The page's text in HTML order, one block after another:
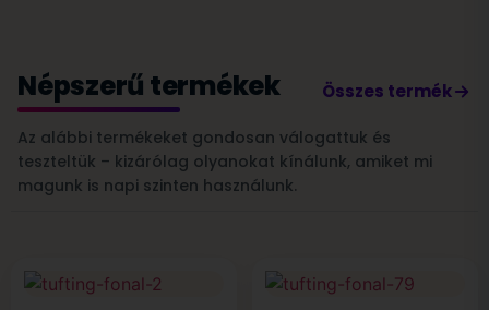
Népszerű termékek Összes termék
Az alábbi termékeket gondosan válogattuk és
teszteltük – kizárólag olyanokat kínálunk, amiket mi
magunk is napi szinten használunk.